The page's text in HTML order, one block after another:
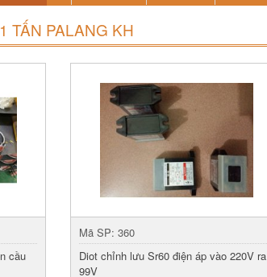
TẤN PALANG KH
cầu
Mã SP: 360
Diot chỉnh lưu Sr60 điện áp vào 220V ra
99V